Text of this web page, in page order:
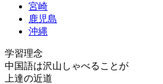
宮崎
鹿児島
沖縄
学習理念
中国語は沢山しゃべることが
上達の近道